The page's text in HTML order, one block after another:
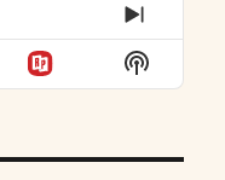
NEXT
Show
Podcast